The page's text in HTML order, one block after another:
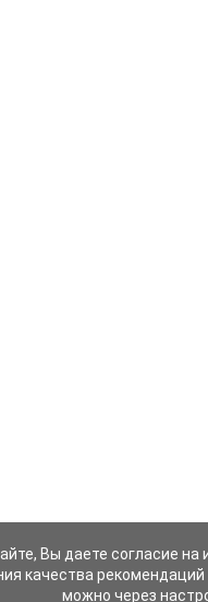
Вы даете согласие
качества рекомендаций
можно через